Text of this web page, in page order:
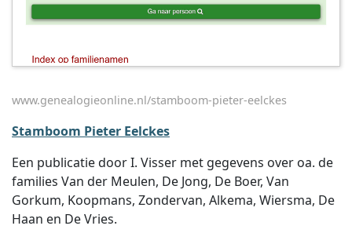
www.genealogieonline.nl/stamboom-pieter-eelckes
Stamboom Pieter Eelckes
Een publicatie door I. Visser met gegevens over oa. de
families Van der Meulen, De Jong, De Boer, Van
Gorkum, Koopmans, Zondervan, Alkema, Wiersma, De
Haan en De Vries.